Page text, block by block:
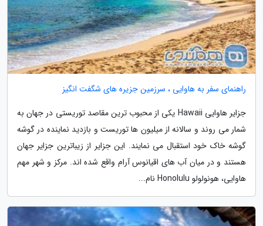
راهنمای سفر به هاوایی ، سرزمین جزیره های شگفت انگیز
جزایر هاوایی Hawaii یکی از محبوب ترین مقاصد توریستی در جهان به
شمار می روند و سالانه از میلیون ها توریست و بازدید نماینده در گوشه
گوشه خاک خود استقبال می نمایند. این جزایر از زیباترین جزایر جهان
هستند و در میان آب های اقیانوس آرام واقع شده اند. مرکز و شهر مهم
هاوایی، هونولولو Honolulu نام...